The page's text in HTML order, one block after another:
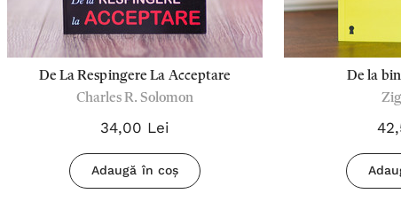
De La Respingere La Acceptare
Charles R. Solomon
34,00 Lei
Adaugă în coș
De la